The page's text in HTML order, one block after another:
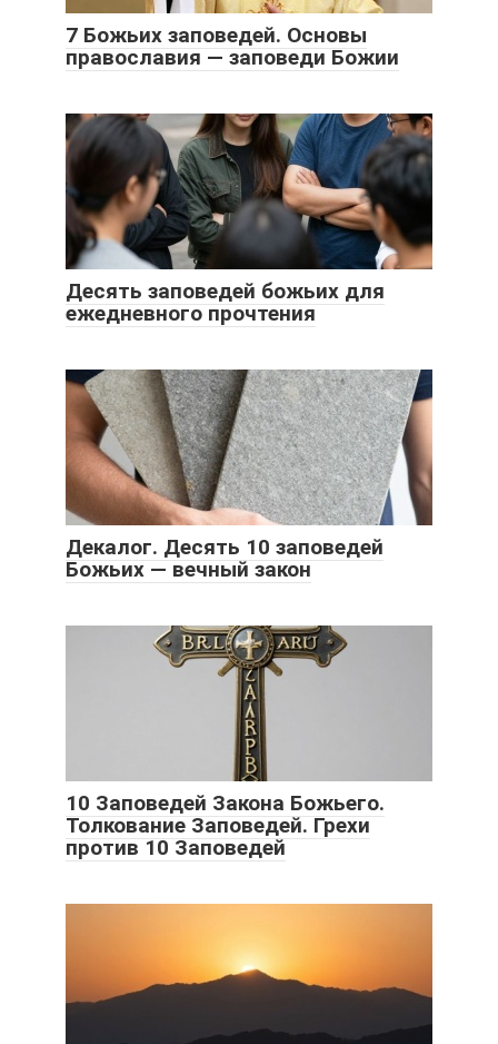
7 Божьих заповедей. Основы
православия — заповеди Божии
Десять заповедей божьих для
ежедневного прочтения
Декалог. Десять 10 заповедей
Божьих — вечный закон
10 Заповедей Закона Божьего.
Толкование Заповедей. Грехи
против 10 Заповедей